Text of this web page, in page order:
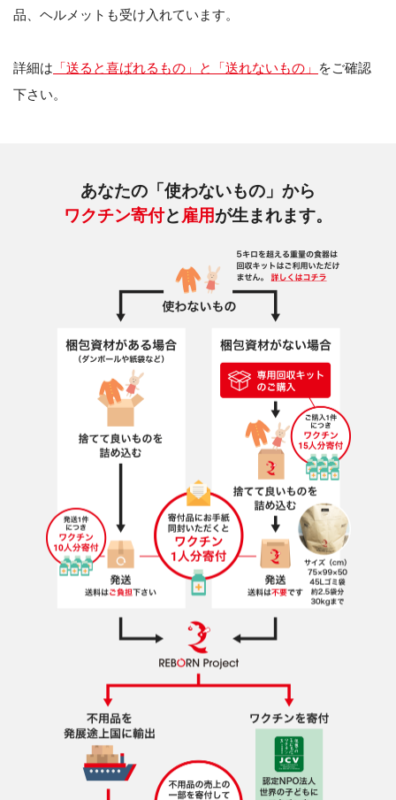
品、ヘルメットも受け入れています。
詳細は 「送ると喜ばれるもの」と「送れないもの」
をご確認
下さい。
あなたの「使わないもの」から
ワクチン寄付と雇用が生まれます。